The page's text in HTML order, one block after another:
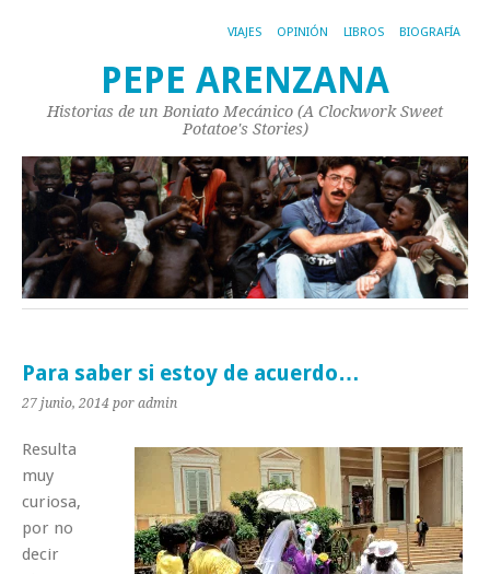
VIAJES OPINIÓN LIBROS BIOGRAFÍA
PEPE ARENZANA
Historias de un Boniato Mecánico (A Clockwork Sweet
Potatoe's Stories)
Para saber si estoy de acuerdo…
27 junio, 2014 por admin
Resulta
muy
curiosa,
por no
decir